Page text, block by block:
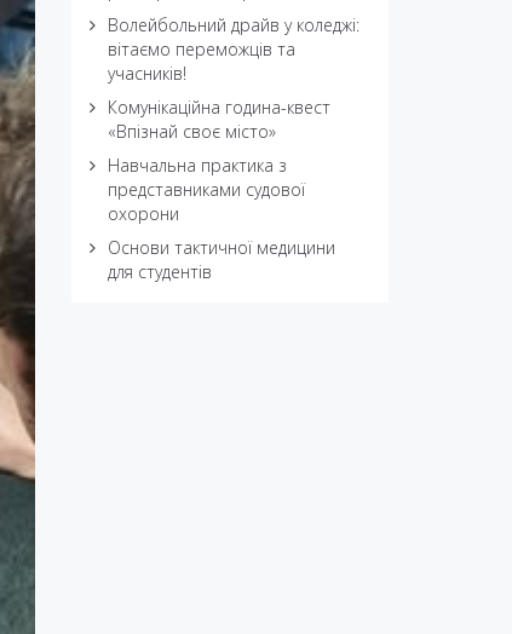
Волейбольний драйв у коледжі:
вітаємо переможців та
учасників!
Комунікаційна година-квест
«Впізнай своє місто»
Навчальна практика з
представниками судової
охорони
Основи тактичної медицини
для студентів